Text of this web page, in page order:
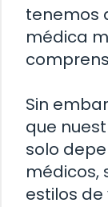
tenemos
médica
Sin
que
solo
médicos,
estilos de